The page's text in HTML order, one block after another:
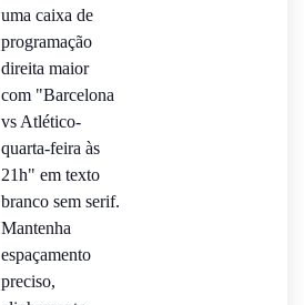
uma caixa de
programação
direita maior
com "Barcelona
vs Atlético-
quarta-feira às
21h" em texto
branco sem serif.
Mantenha
espaçamento
preciso,